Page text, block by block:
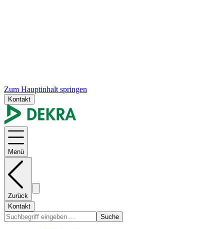
Zum Hauptinhalt springen
Kontakt
Menü
Zurück
Kontakt
Suche